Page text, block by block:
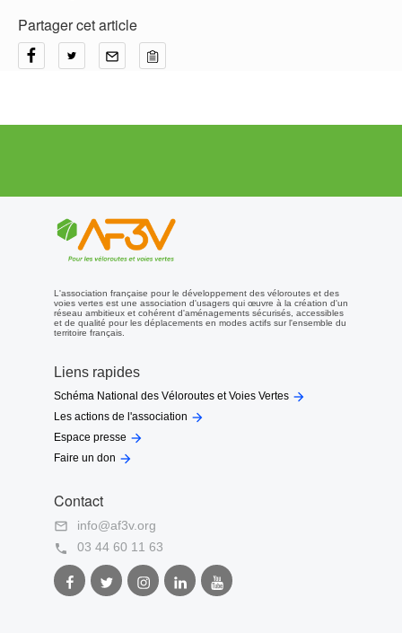
Partager cet article
L'association française pour le développement des véloroutes et des
voies vertes est une association d'usagers qui œuvre à la création d'un
réseau ambitieux et cohérent d'aménagements sécurisés, accessibles
et de qualité pour les déplacements en modes actifs sur l'ensemble du
territoire français.
Liens rapides
Schéma National des Véloroutes et Voies Vertes 
Les actions de l'association 
Espace presse 
Faire un don 
Contact

info@af3v.org

03 44 60 11 63
Facebook
AF3V
Twitter
AF3V
Instagram
AF3V
LinkedIn
AF3V
Youtube
AF3V